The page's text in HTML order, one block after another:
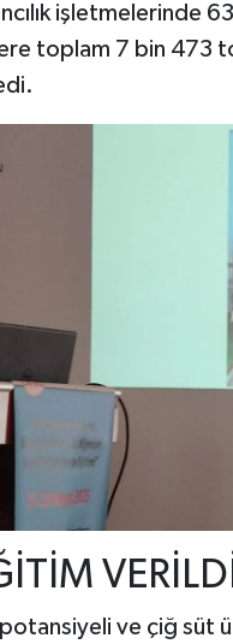
işletmelerinde
toplam 7 bin 473
VERİLDİ
potansiyeli ve çiğ